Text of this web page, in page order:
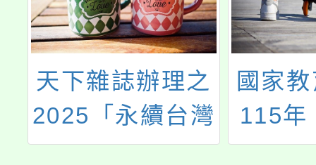
天下雜誌辦理之
2025「永續台灣
創意教案」徵選
國家
115年
屆辭